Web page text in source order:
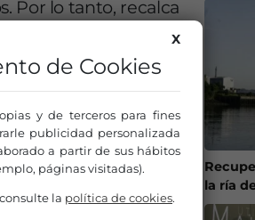
Por lo tanto, recalca
sea lo que nos
la ría
X
de Cookies
y de terceros para fines
publicidad personalizada
a partir de sus hábitos
páginas visitadas).
la política de cookies.